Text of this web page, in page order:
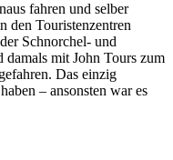
fahren und selber
den Touristenzentren
Schnorchel- und
mit John Tours zum
Das einzig
– ansonsten war es